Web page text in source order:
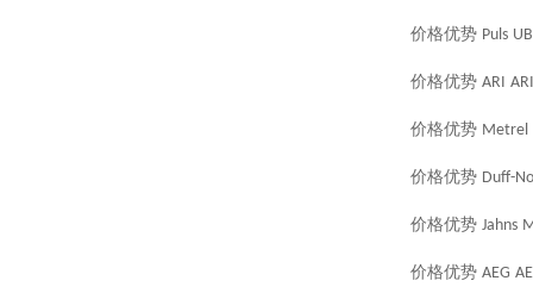
价格优势 Puls
价格优势 ARI
价格优势 Metrel
价格优势 Duff-
价格优势 Jahns
价格优势 AEG